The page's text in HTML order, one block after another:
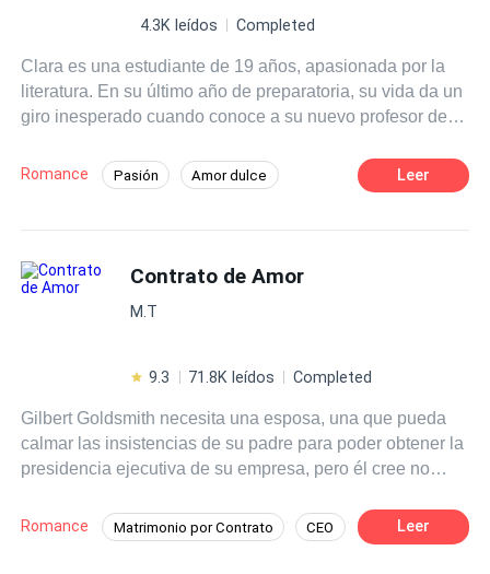
4.3K leídos Completed
Clara es una estudiante de 19 años, apasionada por la
literatura. En su último año de preparatoria, su vida da un
giro inesperado cuando conoce a su nuevo profesor de
talentoso que despierta en ella una admiración profunda.
A medida que las clases avanzan Clara se siente cada
Romance Pasión Amor dulce
Primer Amor
Leer
Contrato de Amor
M.T
9.3 71.8K leídos Completed
Gilbert Goldsmith necesita una esposa, una que pueda
calmar las insistencias de su padre para poder obtener la
presidencia ejecutiva de su empresa, pero él cree no
a todas las mujeres de New York a sus pies. Ya que no
tiene opción, consigue una chica que él cree será la
Romance Matrimonio por Contrato CEO Leer